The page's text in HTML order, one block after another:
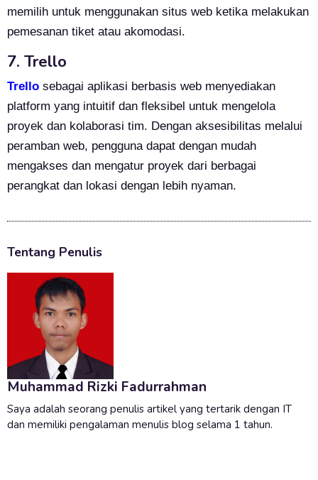
memilih untuk menggunakan situs web ketika melakukan
pemesanan tiket atau akomodasi.
7. Trello
Trello sebagai aplikasi berbasis web menyediakan
platform yang intuitif dan fleksibel untuk mengelola
proyek dan kolaborasi tim. Dengan aksesibilitas melalui
peramban web, pengguna dapat dengan mudah
mengakses dan mengatur proyek dari berbagai
perangkat dan lokasi dengan lebih nyaman.
Tentang Penulis
Muhammad Rizki Fadurrahman
Saya adalah seorang penulis artikel yang tertarik dengan IT
dan memiliki pengalaman menulis blog selama 1 tahun.